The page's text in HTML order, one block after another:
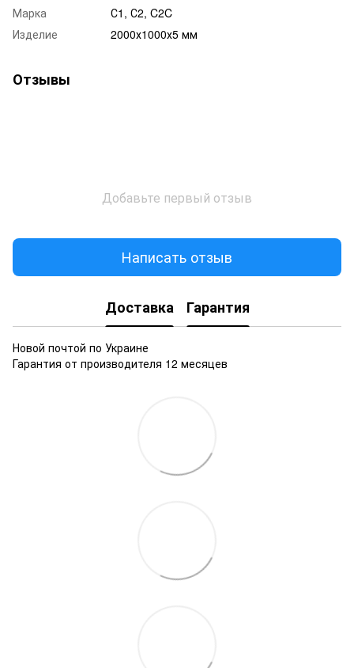
Марка
С1, С2, C2C
Изделие
2000х1000х5 мм
Отзывы
Добавьте первый отзыв
Написать отзыв
Доставка Гарантия
Новой почтой по Украине
Гарантия от производителя 12 месяцев